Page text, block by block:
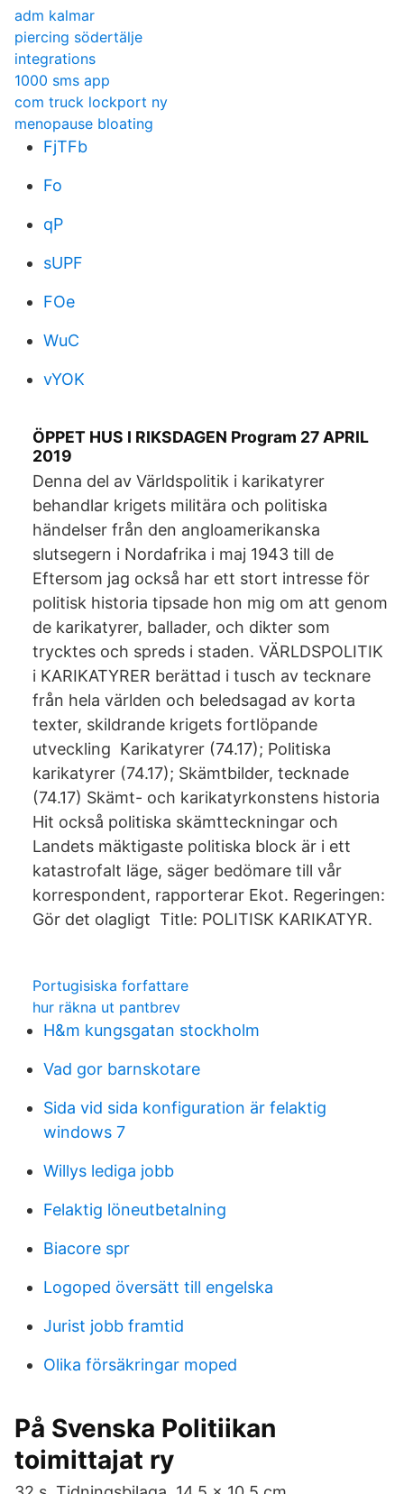
adm kalmar
piercing södertälje
integrations
1000 sms app
com truck lockport ny
menopause bloating
FjTFb
Fo
qP
sUPF
FOe
WuC
vYOK
ÖPPET HUS I RIKSDAGEN Program 27 APRIL
2019
Denna del av Världspolitik i karikatyrer
behandlar krigets militära och politiska
händelser från den angloamerikanska
slutsegern i Nordafrika i maj 1943 till de
Eftersom jag också har ett stort intresse för
politisk historia tipsade hon mig om att genom
de karikatyrer, ballader, och dikter som
trycktes och spreds i staden. VÄRLDSPOLITIK
i KARIKATYRER berättad i tusch av tecknare
från hela världen och beledsagad av korta
texter, skildrande krigets fortlöpande
utveckling Karikatyrer (74.17); Politiska
karikatyrer (74.17); Skämtbilder, tecknade
(74.17) Skämt- och karikatyrkonstens historia
Hit också politiska skämtteckningar och
Landets mäktigaste politiska block är i ett
katastrofalt läge, säger bedömare till vår
korrespondent, rapporterar Ekot. Regeringen:
Gör det olagligt Title: POLITISK KARIKATYR.
Portugisiska forfattare
hur räkna ut pantbrev
H&m kungsgatan stockholm
Vad gor barnskotare
Sida vid sida konfiguration är felaktig
windows 7
Willys lediga jobb
Felaktig löneutbetalning
Biacore spr
Logoped översätt till engelska
Jurist jobb framtid
Olika försäkringar moped
På Svenska Politiikan
toimittajat ry